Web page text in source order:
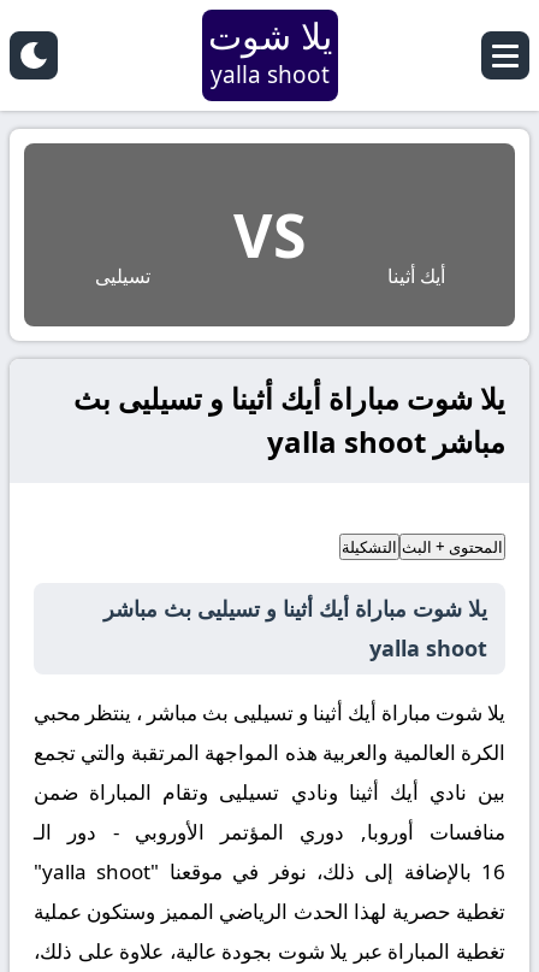
يلا شوت
yalla shoot
أيك أثينا
VS
تسيليى
يلا شوت مباراة أيك أثينا و تسيليى بث
مباشر yalla shoot
المحتوى + البث التشكيلة
يلا شوت مباراة أيك أثينا و تسيليى بث مباشر
yalla shoot
يلا شوت مباراة أيك أثينا و تسيليى بث مباشر ، ينتظر محبي
الكرة العالمية والعربية هذه المواجهة المرتقبة والتي تجمع
بين نادي أيك أثينا ونادي تسيليى وتقام المباراة ضمن
منافسات أوروبا, دوري المؤتمر الأوروبي - دور الـ
16 بالإضافة إلى ذلك
، نوفر في موقعنا "yalla shoot"
تغطية حصرية لهذا الحدث الرياضي المميز وستكون عملية
تغطية المباراة عبر يلا شوت بجودة عالية، علاوة على ذلك،